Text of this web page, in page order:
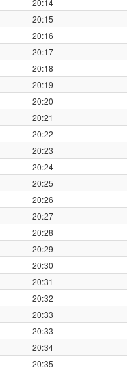
20:15
20:16
20:17
20:18
20:19
20:20
20:21
20:22
20:23
20:24
20:25
20:26
20:27
20:28
20:29
20:30
20:31
20:32
20:33
20:33
20:34
20:35